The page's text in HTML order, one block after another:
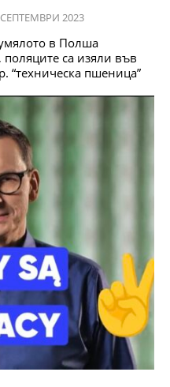
2023
в Полша
поляците са изяли във
“техническа пшеница”